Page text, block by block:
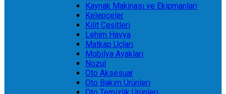
Kaynak Makinası ve Ekipmanları
Kelepçeler
Kilit Çeşitleri
Lehim Havya
Matkap Uçları
Mobilya Ayakları
Nozul
Oto Aksesuar
Oto Bakım Ürünleri